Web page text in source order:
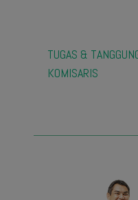
TUGAS &
KOMISARIS